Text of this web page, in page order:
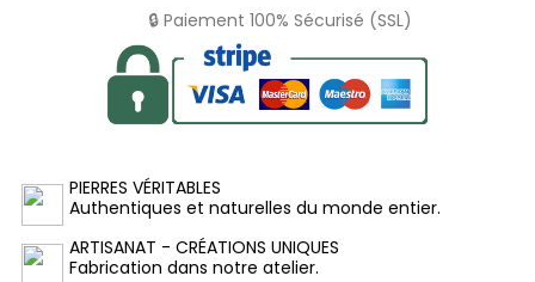
🔒 Paiement 100% Sécurisé (SSL)
PIERRES VÉRITABLES
Authentiques et naturelles du monde entier.
ARTISANAT - CRÉATIONS UNIQUES
Fabrication dans notre atelier.